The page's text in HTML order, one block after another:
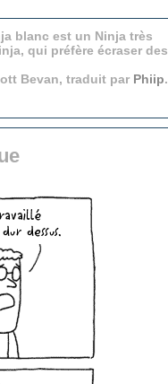
blanc est un Ninja très
qui préfère écraser des
Bevan, traduit par Phiip.